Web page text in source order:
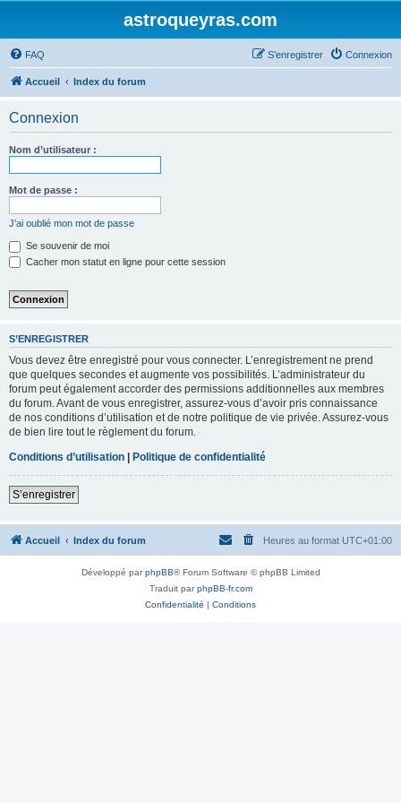
astroqueyras.com
FAQ Connexion
S’enregistrer
Accueil Index du forum
Connexion
Nom d’utilisateur :
Mot de passe :
J’ai oublié mon mot de passe
Se souvenir de moi
Cacher mon statut en ligne pour cette session
S’ENREGISTRER
Vous devez être enregistré pour vous connecter. L’enregistrement ne prend
que quelques secondes et augmente vos possibilités. L’administrateur du
forum peut également accorder des permissions additionnelles aux membres
du forum. Avant de vous enregistrer, assurez-vous d’avoir pris connaissance
de nos conditions d’utilisation et de notre politique de vie privée. Assurez-vous
de bien lire tout le règlement du forum.
Conditions d’utilisation | Politique de confidentialité
S’enregistrer
Accueil Index du forum Heures au format UTC+01:00
Développé parphpBB® Forum Software © phpBB Limited
Traduit parphpBB-fr.com
Confidentialité | Conditions